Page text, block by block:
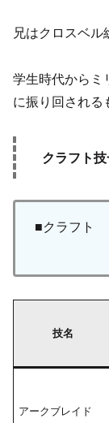
兄はクロスベル
学生時代からミ
に振り回される
クラフト
■クラフト
技名
アークブレイド